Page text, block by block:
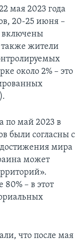
мая 2023 года
20-25 июня –
включены
жители
около 2% – это
по май 2023 в
были согласны с
мира
может
– в этот
что после мая